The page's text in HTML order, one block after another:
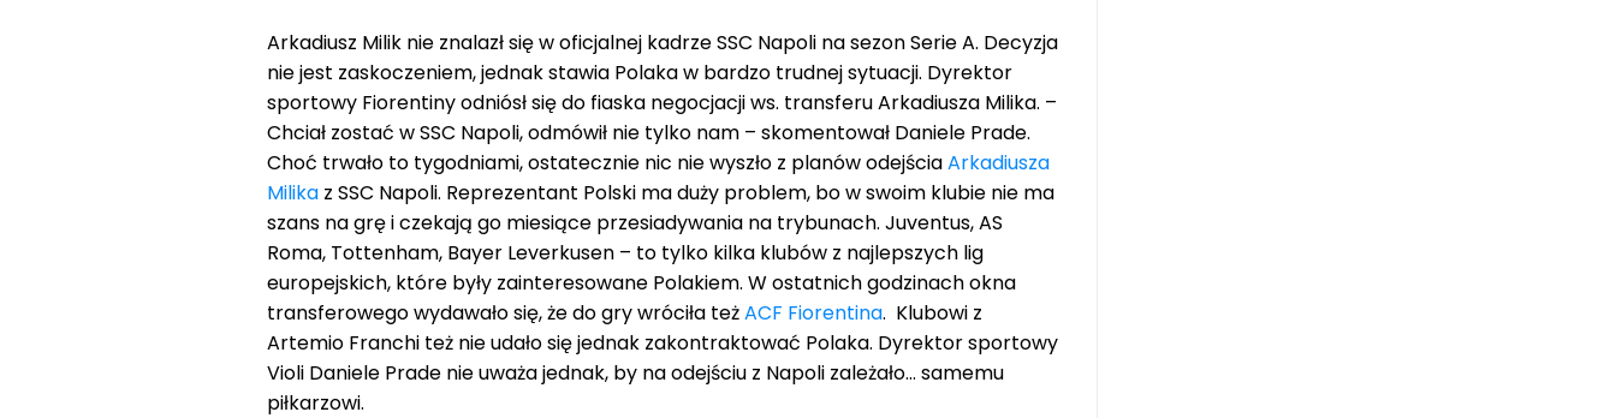
Arkadiusz Milik nie znalazł się w oficjalnej kadrze SSC Napoli na sezon Serie A. Decyzja
nie jest zaskoczeniem, jednak stawia Polaka w bardzo trudnej sytuacji. Dyrektor
sportowy Fiorentiny odniósł się do fiaska negocjacji ws. transferu Arkadiusza Milika. –
Chciał zostać w SSC Napoli, odmówił nie tylko nam – skomentował Daniele Prade.
Choć trwało to tygodniami, ostatecznie nic nie wyszło z planów odejściaArkadiusza
Milika z SSC Napoli. Reprezentant Polski ma duży problem, bo w swoim klubie nie ma
szans na grę i czekają go miesiące przesiadywania na trybunach. Juventus, AS
Roma, Tottenham, Bayer Leverkusen – to tylko kilka klubów z najlepszych lig
europejskich, które były zainteresowane Polakiem. W ostatnich godzinach okna
transferowego wydawało się, że do gry wróciła teżACF Fiorentina. Klubowi z
Artemio Franchi też nie udało się jednak zakontraktować Polaka. Dyrektor sportowy
Violi Daniele Prade nie uważa jednak, by na odejściu z Napoli zależało… samemu
piłkarzowi.